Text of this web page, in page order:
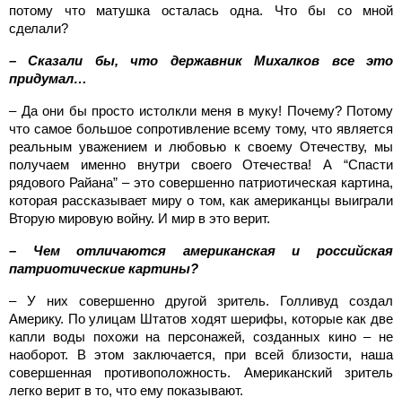
потому что матушка осталась одна. Что бы со мной
сделали?
– Сказали бы, что державник Михалков все это
придумал…
– Да они бы просто истолкли меня в муку! Почему? Потому
что самое большое сопротивление всему тому, что является
реальным уважением и любовью к своему Отечеству, мы
получаем именно внутри своего Отечества! А “Спасти
рядового Райана” – это совершенно патриотическая картина,
которая рассказывает миру о том, как американцы выиграли
Вторую мировую войну. И мир в это верит.
– Чем отличаются американская и российская
патриотические картины?
– У них совершенно другой зритель. Голливуд создал
Америку. По улицам Штатов ходят шерифы, которые как две
капли воды похожи на персонажей, созданных кино – не
наоборот. В этом заключается, при всей близости, наша
совершенная противоположность. Американский зритель
легко верит в то, что ему показывают.